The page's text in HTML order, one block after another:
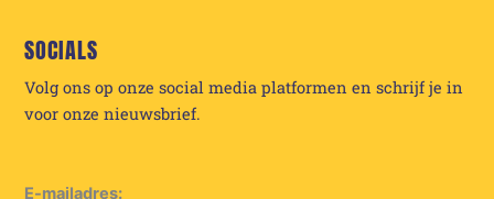
SOCIALS
Volg ons op onze social media platformen en schrijf je in
voor onze nieuwsbrief.
E-mailadres: